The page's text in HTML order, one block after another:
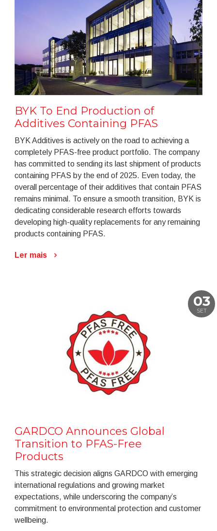
BYK To End Production of
Additives Containing PFAS
BYK Additives is actively on the road to achieving a
completely PFAS-free product portfolio. The company
has committed to sending its last shipment of products
containing PFAS by the end of 2025. Even today, the
overall percentage of their additives that contain PFAS
remains minimal. To ensure a smooth transition, BYK is
dedicating considerable research efforts towards
developing high-quality replacements for any remaining
products containing PFAS.
Ler mais
03
SET
GARDCO Announces Global
Transition to PFAS-Free
Products
This strategic decision aligns GARDCO with emerging
international regulations and growing market
expectations, while underscoring the company’s
commitment to environmental protection and customer
wellbeing.